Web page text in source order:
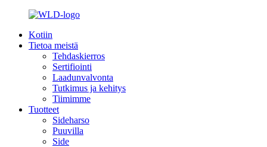
Kotiin
Tietoa meistä
Tehdaskierros
Sertifiointi
Laadunvalvonta
Tutkimus ja kehitys
Tiimimme
Tuotteet
Sideharso
Puuvilla
Side